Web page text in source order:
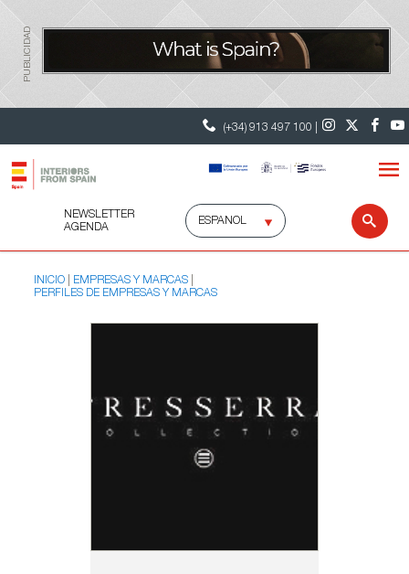
PUBLICIDAD
(+34) 913 497 100 |
NEWSLETTER
AGENDA
Selecciona
idioma
INICIO
EMPRESAS Y MARCAS
PERFILES DE EMPRESAS Y MARCAS